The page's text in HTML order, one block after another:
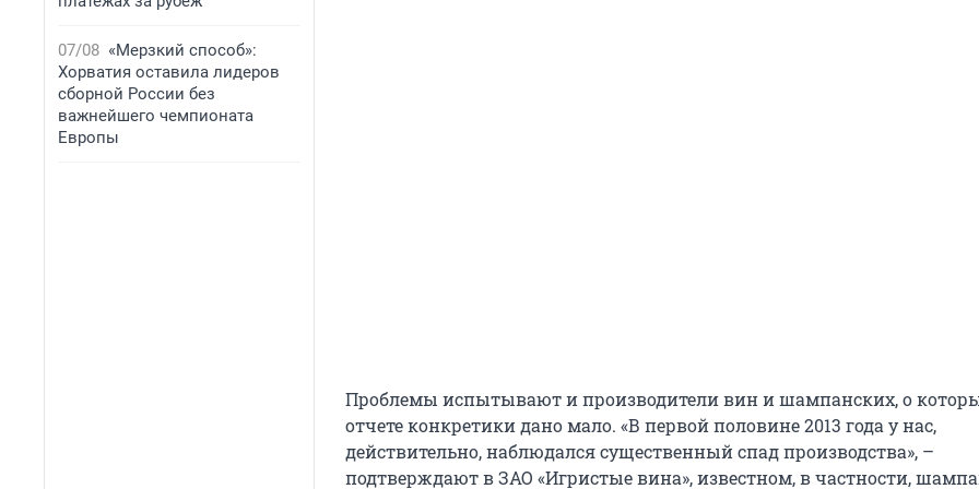
07/08 «Мерзкий способ»:
Хорватия оставила лидеров
сборной России без
важнейшего чемпионата
Европы
Проблемы испытывают и производители вин и шампанских, о
отчете конкретики дано мало. «В первой половине 2013 года у нас,
действительно, наблюдался существенный спад производства», –
подтверждают в ЗАО «Игристые вина», известном, в частности,